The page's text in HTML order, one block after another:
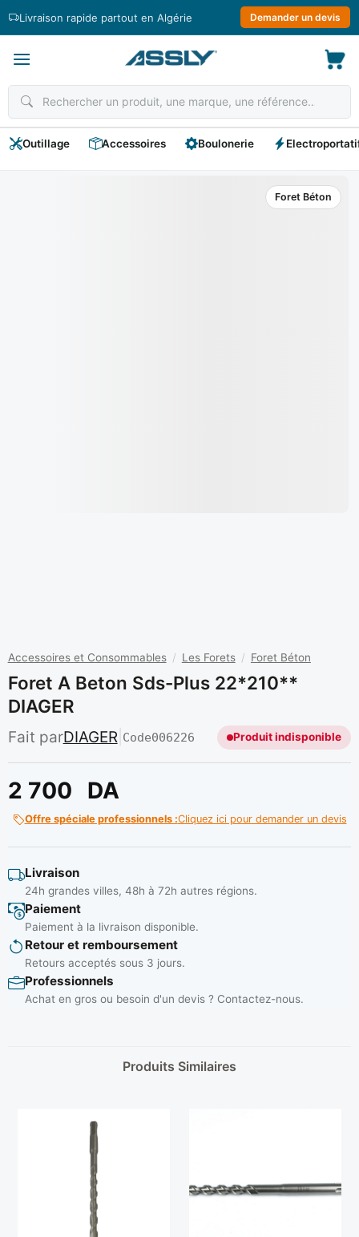
Livraison rapide partout en Algérie Demander un devis
Outillage Accessoires Boulonerie
Foret Béton
Accessoires et Consommables / Les Forets / Foret Béton
Foret A Beton Sds-Plus 22*210**
DIAGER
Fait parDIAGER| Code006226 Produit indisponible
2 700 DA
Offre spéciale professionnels :Cliquez ici pour demander un devis
Livraison
24h grandes villes, 48h à 72h autres régions.
Paiement
Paiement à la livraison disponible.
Retour et remboursement
Retours acceptés sous 3 jours.
Professionnels
Achat en gros ou besoin d'un devis ? Contactez-nous.
Produits Similaires